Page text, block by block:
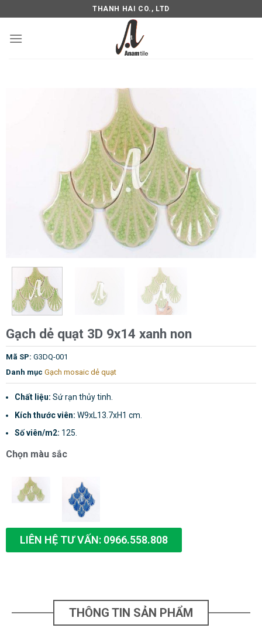
THANH HAI CO., LTD
Gạch dẻ quạt 3D 9x14 xanh non
Mã SP: G3DQ-001
Danh mục Gạch mosaic dẻ quạt
Chất liệu: Sứ rạn thủy tinh.
Kích thước viên: W9xL13.7xH1 cm.
Số viên/m2: 125.
Chọn màu sắc
LIÊN HỆ TƯ VẤN: 0966.558.808
THÔNG TIN SẢN PHẨM